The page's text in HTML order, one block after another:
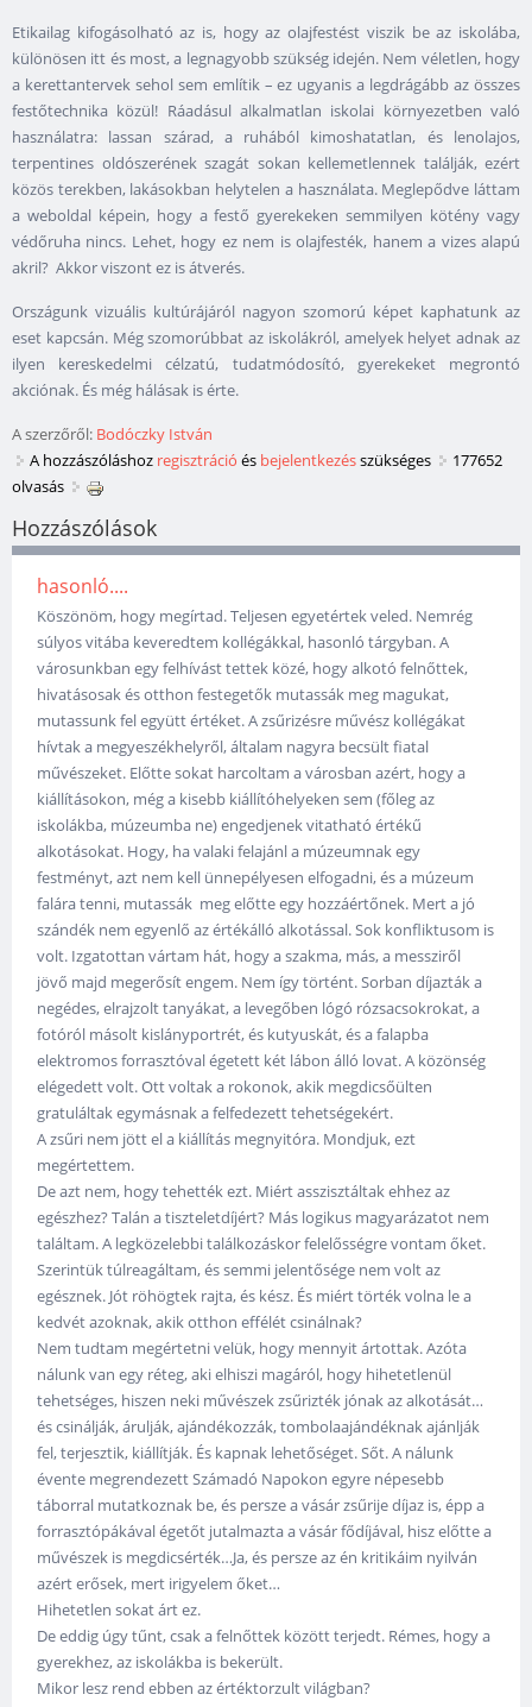
Etikailag kifogásolható az is, hogy az olajfestést viszik be az iskolába,
különösen itt és most, a legnagyobb szükség idején. Nem véletlen, hogy
a kerettantervek sehol sem említik – ez ugyanis a legdrágább az összes
festőtechnika közül! Ráadásul alkalmatlan iskolai környezetben való
használatra: lassan szárad, a ruhából kimoshatatlan, és lenolajos,
terpentines oldószerének szagát sokan kellemetlennek találják, ezért
közös terekben, lakásokban helytelen a használata. Meglepődve láttam
a weboldal képein, hogy a festő gyerekeken semmilyen kötény vagy
védőruha nincs. Lehet, hogy ez nem is olajfesték, hanem a vizes alapú
akril? Akkor viszont ez is átverés.
Országunk vizuális kultúrájáról nagyon szomorú képet kaphatunk az
eset kapcsán. Még szomorúbbat az iskolákról, amelyek helyet adnak az
ilyen kereskedelmi célzatú, tudatmódosító, gyerekeket megrontó
akciónak. És még hálásak is érte.
A szerzőről: Bodóczky István
A hozzászóláshoz regisztráció és bejelentkezésszükséges
177652
olvasás
Hozzászólások
hasonló....
Köszönöm, hogy megírtad. Teljesen egyetértek veled. Nemrég
súlyos vitába keveredtem kollégákkal, hasonló tárgyban. A
városunkban egy felhívást tettek közé, hogy alkotó felnőttek,
hivatásosak és otthon festegetők mutassák meg magukat,
mutassunk fel együtt értéket. A zsűrizésre művész kollégákat
hívtak a megyeszékhelyről, általam nagyra becsült fiatal
művészeket. Előtte sokat harcoltam a városban azért, hogy a
kiállításokon, még a kisebb kiállítóhelyeken sem (főleg az
iskolákba, múzeumba ne) engedjenek vitatható értékű
alkotásokat. Hogy, ha valaki felajánl a múzeumnak egy
festményt, azt nem kell ünnepélyesen elfogadni, és a múzeum
falára tenni, mutassák meg előtte egy hozzáértőnek. Mert a jó
szándék nem egyenlő az értékálló alkotással. Sok konfliktusom is
volt. Izgatottan vártam hát, hogy a szakma, más, a messziről
jövő majd megerősít engem. Nem így történt. Sorban díjazták a
negédes, elrajzolt tanyákat, a levegőben lógó rózsacsokrokat, a
fotóról másolt kislányportrét, és kutyuskát, és a falapba
elektromos forrasztóval égetett két lábon álló lovat. A közönség
elégedett volt. Ott voltak a rokonok, akik megdicsőülten
gratuláltak egymásnak a felfedezett tehetségekért.
A zsűri nem jött el a kiállítás megnyitóra. Mondjuk, ezt
megértettem.
De azt nem, hogy tehették ezt. Miért asszisztáltak ehhez az
egészhez? Talán a tiszteletdíjért? Más logikus magyarázatot nem
találtam. A legközelebbi találkozáskor felelősségre vontam őket.
Szerintük túlreagáltam, és semmi jelentősége nem volt az
egésznek. Jót röhögtek rajta, és kész. És miért törték volna le a
kedvét azoknak, akik otthon effélét csinálnak?
Nem tudtam megértetni velük, hogy mennyit ártottak. Azóta
nálunk van egy réteg, aki elhiszi magáról, hogy hihetetlenül
tehetséges, hiszen neki művészek zsűrizték jónak az alkotását…
és csinálják, árulják, ajándékozzák, tombolaajándéknak ajánlják
fel, terjesztik, kiállítják. És kapnak lehetőséget. Sőt. A nálunk
évente megrendezett Számadó Napokon egyre népesebb
táborral mutatkoznak be, és persze a vásár zsűrije díjaz is, épp a
forrasztópákával égetőt jutalmazta a vásár fődíjával, hisz előtte a
művészek is megdicsérték…Ja, és persze az én kritikáim nyilván
azért erősek, mert irigyelem őket…
Hihetetlen sokat árt ez.
De eddig úgy tűnt, csak a felnőttek között terjedt. Rémes, hogy a
gyerekhez, az iskolákba is bekerült.
Mikor lesz rend ebben az értéktorzult világban?